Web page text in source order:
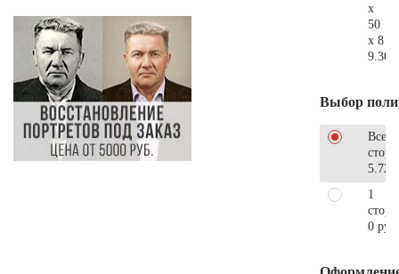
x
50
x 8
Выбор
Все
1
0 руб.